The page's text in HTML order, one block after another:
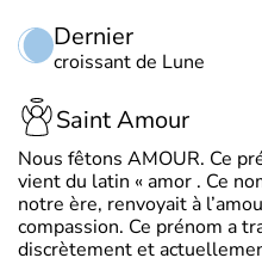
Dernier
croissant de Lune
Saint Amour
Nous fêtons AMOUR. Ce
vient du latin « amor . Ce
notre ère, renvoyait à
compassion. Ce prénom a
discrètement et